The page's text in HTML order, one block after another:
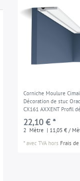
Corniche Moulure
Décoration de stuc
CX161 AXXENT Profil
mur 2 m
22,10 € *
2 Mètre | 11,05 € /
*avec TVA hors Frais